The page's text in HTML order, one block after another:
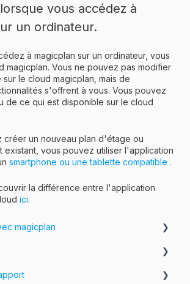
vous accédez à
un ordinateur.
à magicplan sur un ordinateur, vous
magicplan. Vous ne pouvez pas modifier
le cloud magicplan, mais de
s'offrent à vous. Vous pouvez
de ce qui est disponible sur le cloud
créer un nouveau plan d'étage ou
existant, vous pouvez utiliser l'application
smartphone ou une tablette compatible .
la différence entre l'application
ici.
magicplan
magicplan
d'étage